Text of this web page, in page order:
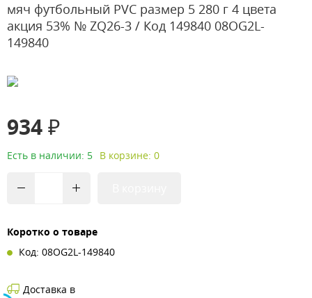
мяч футбольный PVC размер 5 280 г 4 цвета
акция 53% № ZQ26-3 / Код 149840 08OG2L-
149840
934 ₽
Есть в наличии: 5 В корзине: 0
Коротко о товаре
Код: 08OG2L-149840
Доставка в